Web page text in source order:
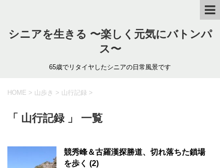
シニアを生きる 〜楽しく元気にバトンパ
ス〜
65歳でリタイヤしたシニアの日常風景です
HOME > 山歩き > 山行記録 >
「 山行記録 」 一覧
競秀峰＆古羅漢探勝道、切れ落ちた鎖場
を歩く (2)